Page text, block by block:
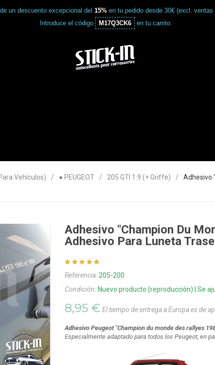
un descuento excepcional del 15% en tu pedido desde 30€ (excl.
Introduce el código
M17Q3CK6 en tu carrito.
Vehículos) ● PEUGEOT 205 GTI 1.9 (+ Griffe)
Adhesivo
Adhesivo "Champion Du
Adhesivo Para Luneta
Referencia: 205-200
Condición: Nuevo producto (reproducción) | Se
8,95 € El tiempo de entrega a Europa es de
Adhesivo Peugeot "Champion du monde des rallyes
Especialmente adaptado para todos los Peugeot, en